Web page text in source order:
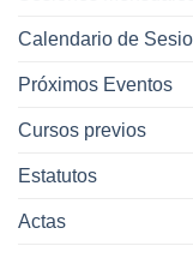
Calendario de
Próximos Eventos
Cursos previos
Estatutos
Actas